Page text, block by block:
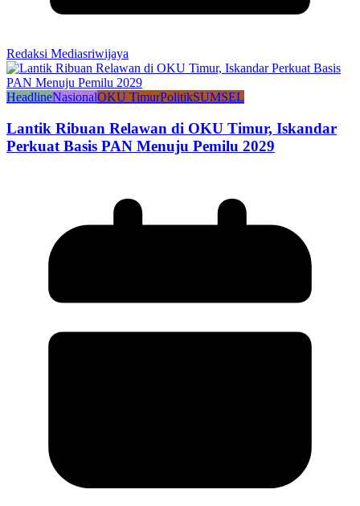
Redaksi Mediasriwijaya
HeadlineNasionalOKU TimurPolitikSUMSEL
Lantik Ribuan Relawan di OKU Timur, Iskandar
Perkuat Basis PAN Menuju Pemilu 2029